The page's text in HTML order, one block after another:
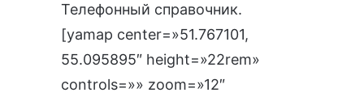
Телефонный справочник.
[yamap center=»51.767101,
55.095895″ height=»22rem»
controls=»» zoom=»12″